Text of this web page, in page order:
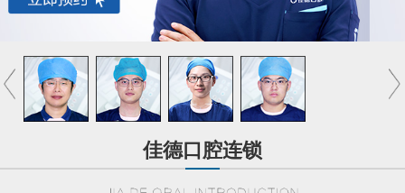
佳德口腔连锁